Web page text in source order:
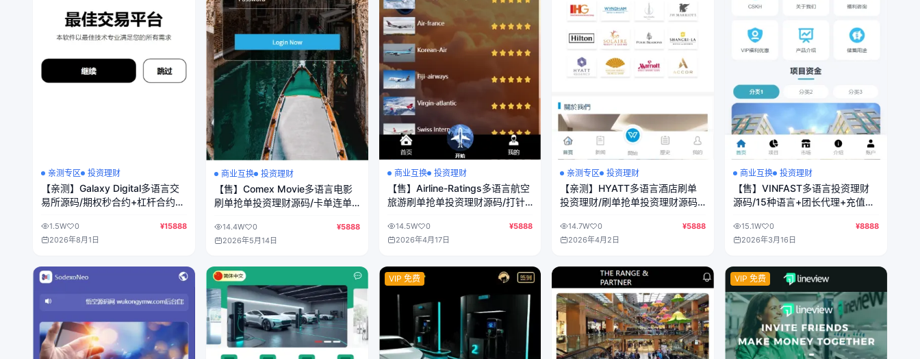
亲测专区 投资理财
【亲测】Galaxy Digital多语言交
易所源码/期权秒合约+杠杆合约
+输赢控制
1.5W 0
¥15888
2026年8月1日
商业互换 投资理财
【售】Comex Movie多语言电影
刷单抢单投资理财源码/卡单连单
14.4W 0
¥5888
2026年5月14日
商业互换 投资理财
【售】Airline-Ratings多语言航空
旅游刷单抢单投资理财源码/打针
域名+三级分销/前端html+后端
PHP
14.5W 0
¥5888
2026年4月17日
亲测专区 投资理财
【亲测】HYATT多语言酒店刷单
投资理财/刷单抢单投资理财源码/
14.7W 0
¥5888
2026年4月2日
商业互换 投资理财
【售】VINFAST多语言投资理财
源码/15种语言+团长代理+充值返
端PHP
15.1W 0
¥8888
2026年3月16日
VIP 免费 VIP 免费